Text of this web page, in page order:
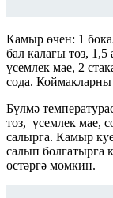
Камыр өчен: 1
бал калагы тоз,
үсемлек мае, 2
сода.
Бүлмә
тоз, үсемлек мае,
салырга. Камыр
салып болгатырга
өстәргә мөмкин.